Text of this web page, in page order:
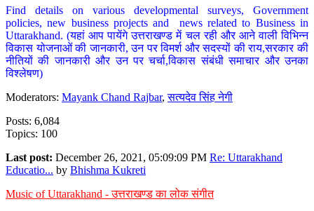
Find details on various developmental surveys, Government
policies, new business projects and news related to Business in
Uttarakhand. (यहां आप पायेंगे उत्तराखण्ड में चल रही और आने वाली विभिन्न
विकास योजनाओं की जानकारी, उन पर विमर्श और सदस्यों की राय,सरकार की
नीतियों की जानकारी और उन पर चर्चा,विकास संबंधी समाचार और उनका
विश्लेषण)
Moderators: Mayank Chand Rajbar,सत्यदेव सिंह नेगी
Posts: 6,084
Topics: 100
Last post: December 26, 2021, 05:09:09 PM Re: Uttarakhand
Educatio... by Bhishma Kukreti
Music of Uttarakhand - उत्तराखण्ड का लोक संगीत